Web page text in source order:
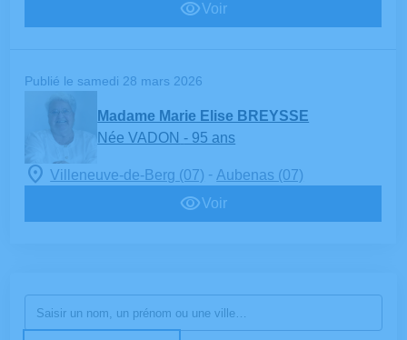
Voir
Publié le samedi 28 mars 2026
Madame Marie Elise BREYSSE
Née VADON - 95 ans
Villeneuve-de-Berg (07) - Aubenas (07)
Voir